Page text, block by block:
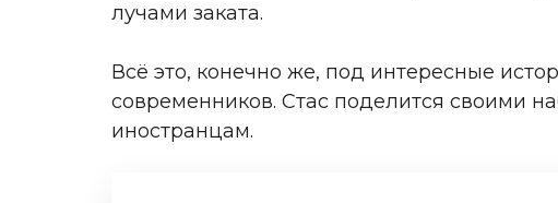
лучами заката.
Всё это, конечно же, под интересные
современников. Стас поделится своими
иностранцам.